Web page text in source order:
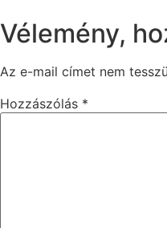
Vélemény,
Az e-mail címet nem
Hozzászólás *